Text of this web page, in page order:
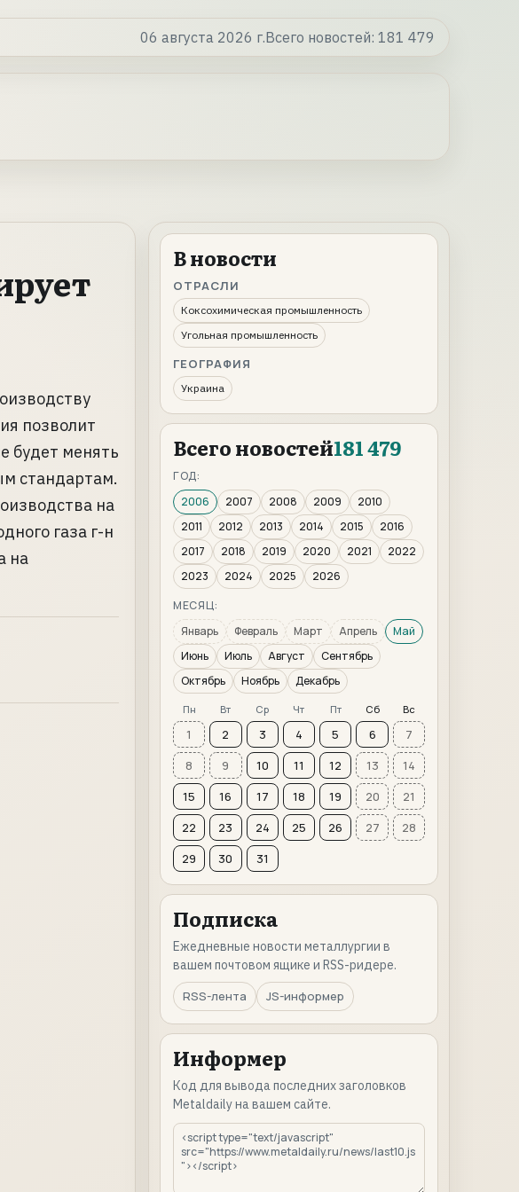
06 августа 2026 г.Всего новостей: 181 479
позволит
будет менять
стандартам.
на
газа г-н
на
В новости
ОТРАСЛИ
Коксохимическая промышленность
Угольная промышленность
ГЕОГРАФИЯ
Украина
Всего новостей181 479
ГОД:
2006
2007 2008 2009
2010
2011
2012 2013 2014 2015
2016
2017
2018 2019 2020 2021
2022
2023
2024 2025
2026
МЕСЯЦ:
Январь
Февраль Март Апрель
Май
Июнь
Июль Август
Сентябрь
Октябрь
Ноябрь Декабрь
Пн Вт Ср Чт Пт Сб Вс
1 2 3 4 5 6
7
8
9 10 11 12 13
14
15
16 17 18 19 20
21
22
23 24 25 26 27
28
29
30 31
Подписка
Ежедневные новости металлургии в
вашем почтовом ящике и RSS-ридере.
RSS-лента
JS-информер
Информер
Код для вывода последних заголовков
Metaldaily на вашем сайте.